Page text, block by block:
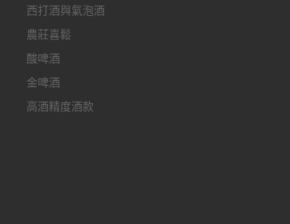
西打酒與氣泡酒
農莊喜鬆
酸啤酒
金啤酒
高酒精度酒款